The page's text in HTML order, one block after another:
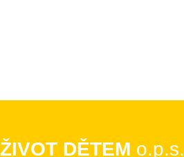
ŽIVOT DĚTEM o.p.s.